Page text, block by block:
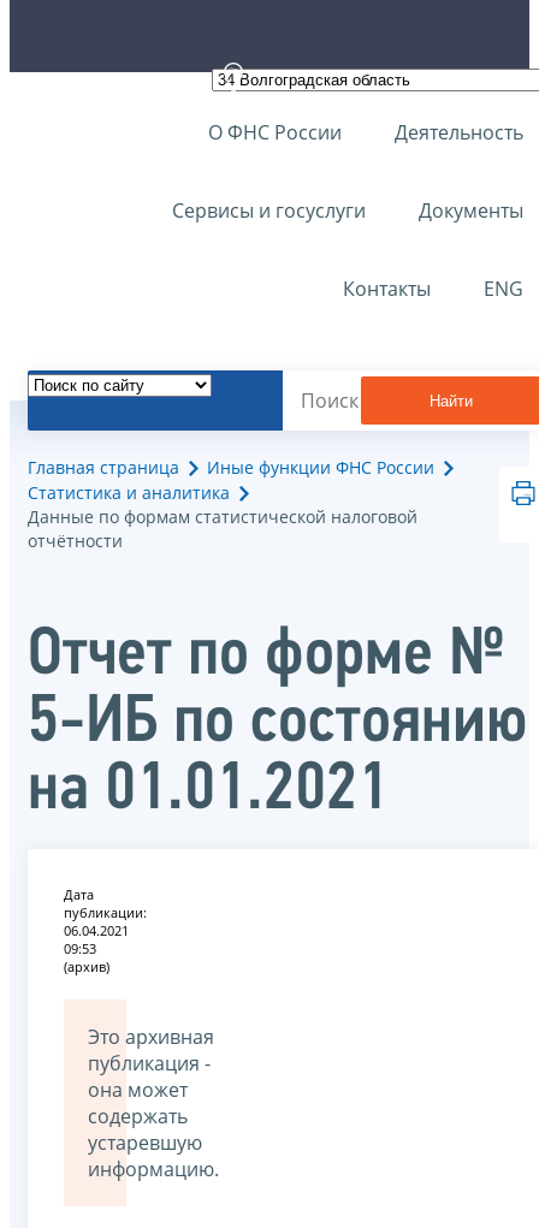
О ФНС России Деятельность
Сервисы и госуслуги Документы
Контакты ENG
Найти
Главная страница
Иные функции ФНС России
Статистика и аналитика
Данные по формам статистической налоговой
отчётности
Отчет по форме №
5-ИБ по состоянию
на 01.01.2021
Дата
публикации:
06.04.2021
09:53
(архив)
Это архивная
публикация -
она может
содержать
устаревшую
информацию.